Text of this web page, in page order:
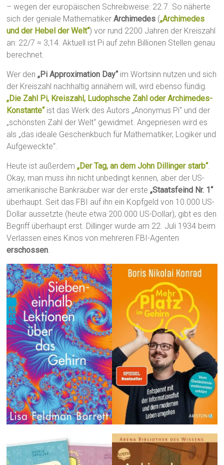
– wegen der europäischen Schreibweise: 22.7. So näherte
sich der geniale MathematikerArchimedes („Archimedes
und der Hebel der Welt“) vor rund 2200 Jahren der Kreiszahl
an: 22/7 ≈ 3,14. Aktuell ist Pi auf zehn Billionen Stellen genau
berechnet.
Wer den„Pi Approximation Day“im Wortsinn nutzen und sich
der Kreiszahl nachhaltig annähern will, wird ebenso fündig.
„Die Zahl Pi, Kreiszahl, Ludophsche Zahl oder Archimedes-
Konstante“ist das Werk des Autors „Anonymus Pi“ und der
„schönsten Zahl der Welt“ gewidmet. Angepriesen wird es
als „das ideale Geschenkbuch für Mathematiker, Logiker und
Aufgeweckte“.
Heute ist außerdem„Der Tag, an dem John Dillinger starb“.
Okay, man muss ihn nicht unbedingt kennen, aber der US-
amerikanische Bankräuber war der erste„Staatsfeind Nr. 1“
überhaupt. Seit das FBI auf ihn ein Kopfgeld von 10.000 US-
Dollar aussetzte (heute etwa 200.000 US-Dollar), gibt es den
Begriff überhaupt erst. Dillinger wurde am 22. Juli 1934 beim
Verlassen eines Kinos von mehreren FBI-Agenten
erschossen.